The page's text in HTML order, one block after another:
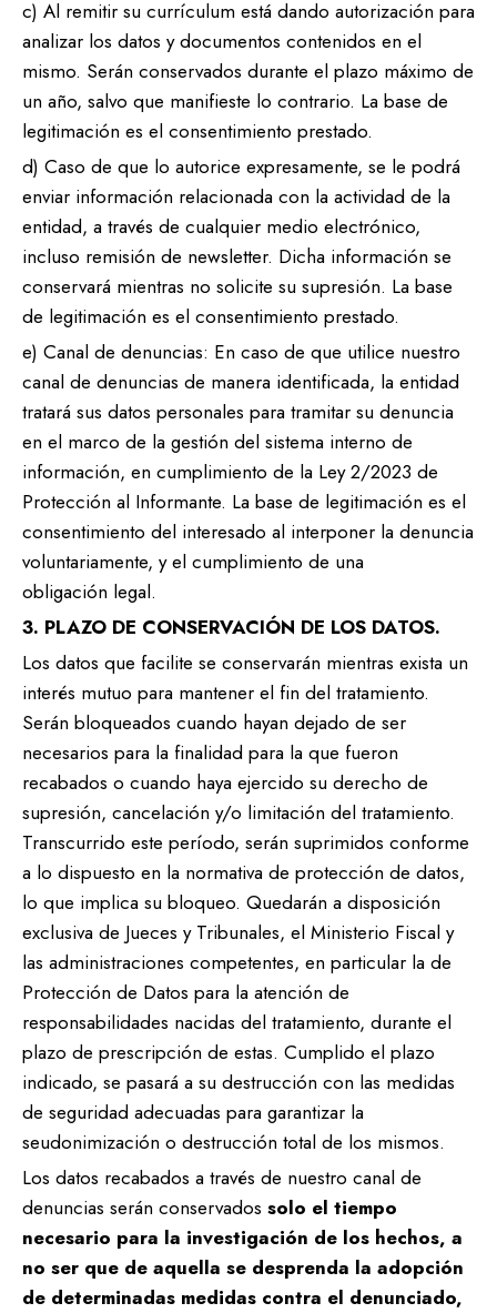
c) Al remitir su currículum está dando autorización para
analizar los datos y documentos contenidos en el
mismo. Serán conservados durante el plazo máximo de
un año, salvo que manifieste lo contrario. La base de
legitimación es el consentimiento prestado.
d) Caso de que lo autorice expresamente, se le podrá
enviar información relacionada con la actividad de la
entidad, a través de cualquier medio electrónico,
incluso remisión de newsletter. Dicha información se
conservará mientras no solicite su supresión. La base
de legitimación es el consentimiento prestado.
e) Canal de denuncias: En caso de que utilice nuestro
canal de denuncias de manera identificada, la entidad
tratará sus datos personales para tramitar su denuncia
en el marco de la gestión del sistema interno de
información, en cumplimiento de la Ley 2/2023 de
Protección al Informante. La base de legitimación es el
consentimiento del interesado al interponer la denuncia
voluntariamente, y el cumplimiento de una
obligación legal.
3. PLAZO DE CONSERVACIÓN DE LOS DATOS.
Los datos que facilite se conservarán mientras exista un
interés mutuo para mantener el fin del tratamiento.
Serán bloqueados cuando hayan dejado de ser
necesarios para la finalidad para la que fueron
recabados o cuando haya ejercido su derecho de
supresión, cancelación y/o limitación del tratamiento.
Transcurrido este período, serán suprimidos conforme
a lo dispuesto en la normativa de protección de datos,
lo que implica su bloqueo. Quedarán a disposición
exclusiva de Jueces y Tribunales, el Ministerio Fiscal y
las administraciones competentes, en particular la de
Protección de Datos para la atención de
responsabilidades nacidas del tratamiento, durante el
plazo de prescripción de estas. Cumplido el plazo
indicado, se pasará a su destrucción con las medidas
de seguridad adecuadas para garantizar la
seudonimización o destrucción total de los mismos.
Los datos recabados a través de nuestro canal de
denuncias serán conservados solo el tiempo
necesario para la investigación de los hechos, a
no ser que de aquella se desprenda la adopción
de determinadas medidas contra el denunciado,